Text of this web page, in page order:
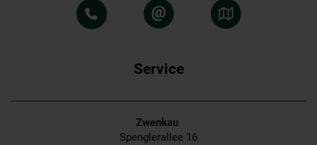
Service
Zwenkau
Spenglerallee 16